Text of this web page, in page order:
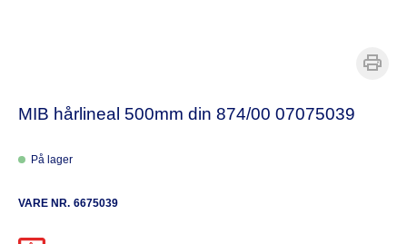
MIB hårlineal 500mm din 874/00 07075039
På lager
VARE NR. 6675039